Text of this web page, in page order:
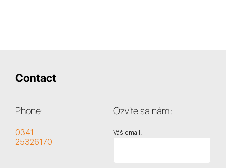
Contact
Phone:
0341
25326170
Ozvite sa nám:
Váš email: